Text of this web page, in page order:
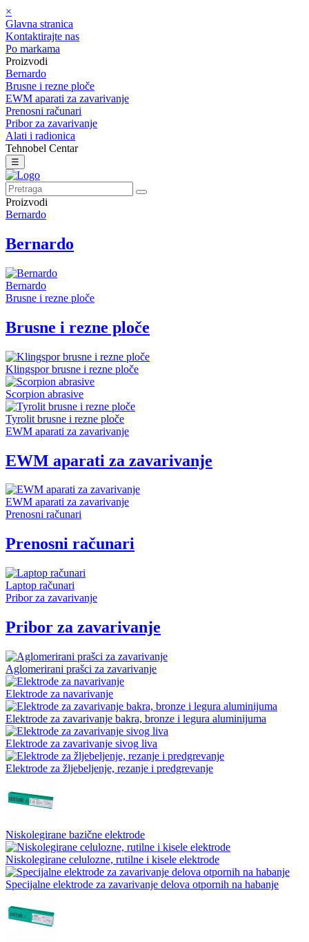
×
Glavna stranica
Kontaktirajte nas
Po markama
Proizvodi
Bernardo
Brusne i rezne ploče
EWM aparati za zavarivanje
Prenosni računari
Pribor za zavarivanje
Alati i radionica
Tehnobel Centar
☰
Proizvodi
Bernardo
Bernardo
Bernardo
Brusne i rezne ploče
Brusne i rezne ploče
Klingspor brusne i rezne ploče
Scorpion abrasive
Tyrolit brusne i rezne ploče
EWM aparati za zavarivanje
EWM aparati za zavarivanje
EWM aparati za zavarivanje
Prenosni računari
Prenosni računari
Laptop računari
Pribor za zavarivanje
Pribor za zavarivanje
Aglomerirani prašci za zavarivanje
Elektrode za navarivanje
Elektrode za zavarivanje bakra, bronze i legura aluminijuma
Elektrode za zavarivanje sivog liva
Elektrode za žljebeljenje, rezanje i predgrevanje
Niskolegirane bazične elektrode
Niskolegirane celulozne, rutilne i kisele elektrode
Specijalne elektrode za zavarivanje delova otpornih na habanje